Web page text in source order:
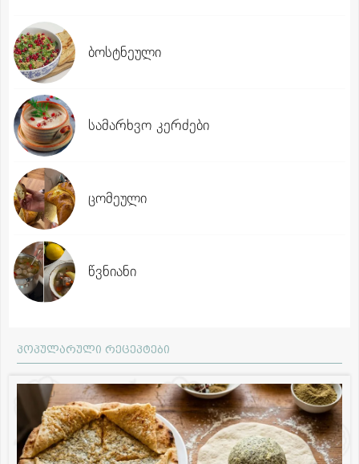
ბოსტნეული
სამარხვო კერძები
ცომეული
წვნიანი
პოპულარული რეცეპტები